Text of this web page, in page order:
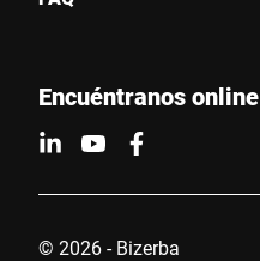
Encuéntranos online
© 2026 - Bizerba